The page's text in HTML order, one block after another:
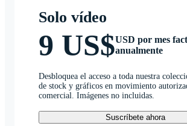
Solo vídeo
9 US$USD por mes
anualmente
Desbloquea el acceso a toda nuestra
de stock y gráficos en movimiento
comercial. Imágenes no incluidas.
Suscríbete ahora